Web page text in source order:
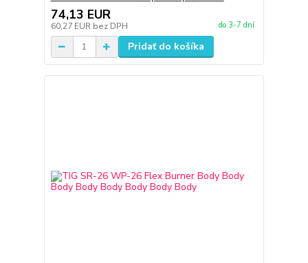
74,13 EUR
60,27 EUR bez DPH do 3-7 dní
Pridať do košíka